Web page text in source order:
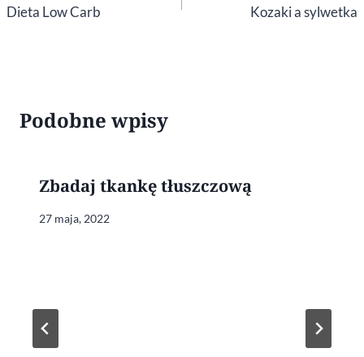
wpisu
Dieta Low Carb Kozaki a sylwetka
Podobne wpisy
Zbadaj tkankę tłuszczową
27 maja, 2022